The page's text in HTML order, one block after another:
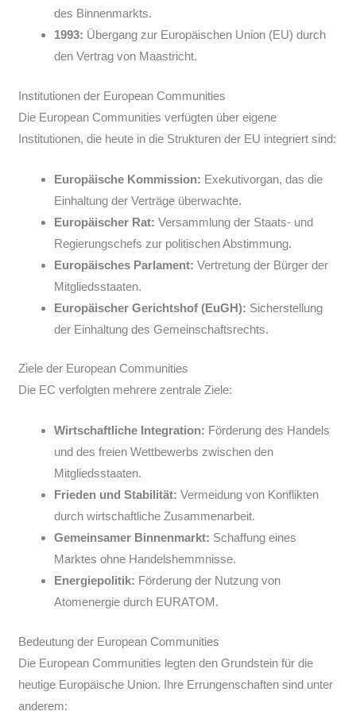
des Binnenmarkts.
1993: Übergang zur Europäischen Union (EU) durch
den Vertrag von Maastricht.
Institutionen der European Communities
Die European Communities verfügten über eigene
Institutionen, die heute in die Strukturen der EU integriert sind:
Europäische Kommission: Exekutivorgan, das die
Einhaltung der Verträge überwachte.
Europäischer Rat: Versammlung der Staats- und
Regierungschefs zur politischen Abstimmung.
Europäisches Parlament: Vertretung der Bürger der
Mitgliedsstaaten.
Europäischer Gerichtshof (EuGH): Sicherstellung
der Einhaltung des Gemeinschaftsrechts.
Ziele der European Communities
Die EC verfolgten mehrere zentrale Ziele:
Wirtschaftliche Integration: Förderung des Handels
und des freien Wettbewerbs zwischen den
Mitgliedsstaaten.
Frieden und Stabilität: Vermeidung von Konflikten
durch wirtschaftliche Zusammenarbeit.
Gemeinsamer Binnenmarkt: Schaffung eines
Marktes ohne Handelshemmnisse.
Energiepolitik: Förderung der Nutzung von
Atomenergie durch EURATOM.
Bedeutung der European Communities
Die European Communities legten den Grundstein für die
heutige Europäische Union. Ihre Errungenschaften sind unter
anderem: